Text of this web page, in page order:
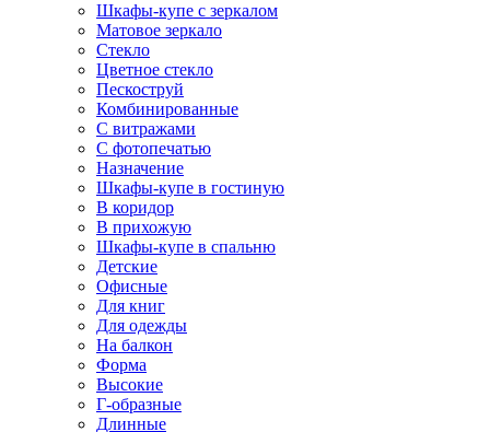
Шкафы-купе с зеркалом
Матовое зеркало
Стекло
Цветное стекло
Пескоструй
Комбинированные
С витражами
С фотопечатью
Назначение
Шкафы-купе в гостиную
В коридор
В прихожую
Шкафы-купе в спальню
Детские
Офисные
Для книг
Для одежды
На балкон
Форма
Высокие
Г-образные
Длинные